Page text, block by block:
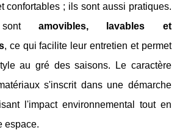
confortables ; ils sont aussi pratiques.
sont amovibles, lavables et
, ce qui facilite leur entretien et permet
au gré des saisons. Le caractère
s'inscrit dans une démarche
l'impact environnemental tout en
espace.